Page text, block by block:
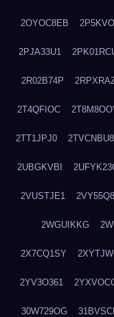
2OYOC8EB
2PJA33U1
2R02B74P
2T4QFIOC
2TT1JPJ0 2TVCNBU8
2UBGKVBI
2VUSTJE1
2WGUIKKG
2X7CQ1SY
2YV3O361
30W729OG